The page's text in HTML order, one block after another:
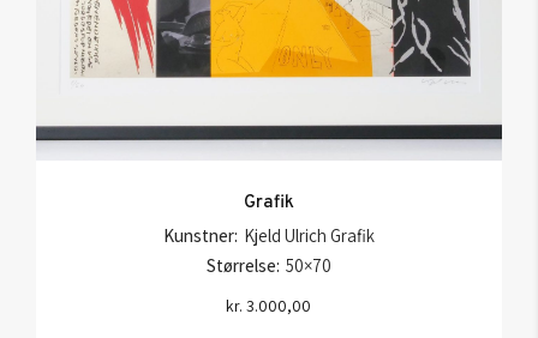
Grafik
Kunstner: Kjeld Ulrich Grafik
Størrelse: 50×70
kr. 3.000,00